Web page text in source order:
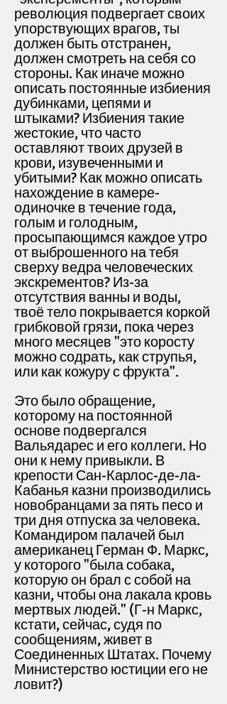
революция подвергает своих
упорствующих врагов, ты
должен быть отстранен,
должен смотреть на себя со
стороны. Как иначе можно
описать постоянные избиения
дубинками, цепями и
штыками? Избиения такие
жестокие, что часто
оставляют твоих друзей в
крови, изувеченными и
убитыми? Как можно описать
нахождение в камере-
одиночке в течение года,
голым и голодным,
просыпающимся каждое утро
от выброшенного на тебя
сверху ведра человеческих
экскрементов? Из-за
отсутствия ванны и воды,
твоё тело покрывается коркой
грибковой грязи, пока через
много месяцев "это коросту
можно содрать, как струпья,
или как кожуру с фрукта".
Это было обращение,
которому на постоянной
основе подвергался
Вальядарес и его коллеги. Но
они к нему привыкли. В
крепости Сан-Карлос-де-ла-
Кабанья казни производились
новобранцами за пять песо и
три дня отпуска за человека.
Командиром палачей был
американец Герман Ф. Маркс,
у которого "была собака,
которую он брал с собой на
казни, чтобы она лакала кровь
мертвых людей." (Г-н Маркс,
кстати, сейчас, судя по
сообщениям, живет в
Соединенных Штатах. Почему
Министерство юстиции его не
ловит?)